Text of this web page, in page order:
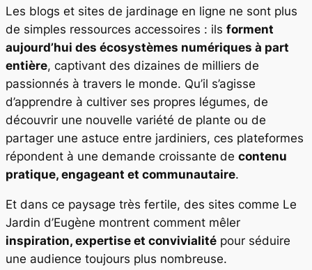
Les blogs et sites de jardinage en ligne ne sont plus
de simples ressources accessoires : ils forment
aujourd’hui des écosystèmes numériques à part
entière, captivant des dizaines de milliers de
passionnés à travers le monde. Qu’il s’agisse
d’apprendre à cultiver ses propres légumes, de
découvrir une nouvelle variété de plante ou de
partager une astuce entre jardiniers, ces plateformes
répondent à une demande croissante de contenu
pratique, engageant et communautaire.
Et dans ce paysage très fertile, des sites comme Le
Jardin d’Eugène montrent comment mêler
inspiration, expertise et convivialité pour séduire
une audience toujours plus nombreuse.